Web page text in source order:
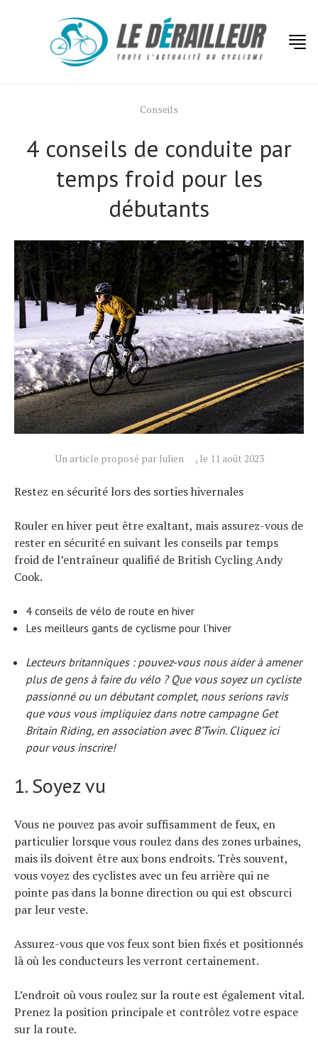
Conseils
4 conseils de conduite par
temps froid pour les
débutants
Un article proposé par Julien , le 11 août 2023
Restez en sécurité lors des sorties hivernales
Rouler en hiver peut être exaltant, mais assurez-vous de
rester en sécurité en suivant les conseils par temps
froid de l’entraîneur qualifié de British Cycling Andy
Cook.
4 conseils de vélo de route en hiver
Les meilleurs gants de cyclisme pour l’hiver
Lecteurs britanniques : pouvez-vous nous aider à amener
plus de gens à faire du vélo ? Que vous soyez un cycliste
passionné ou un débutant complet, nous serions ravis
que vous vous impliquiez dans notre campagne Get
Britain Riding, en association avec B’Twin. Cliquez ici
pour vous inscrire!
1. Soyez vu
Vous ne pouvez pas avoir suffisamment de feux, en
particulier lorsque vous roulez dans des zones urbaines,
mais ils doivent être aux bons endroits. Très souvent,
vous voyez des cyclistes avec un feu arrière qui ne
pointe pas dans la bonne direction ou qui est obscurci
par leur veste.
Assurez-vous que vos feux sont bien fixés et positionnés
là où les conducteurs les verront certainement.
L’endroit où vous roulez sur la route est également vital.
Prenez la position principale et contrôlez votre espace
sur la route.
Technologies
Tests de produits
Conseils
Tendances
Tous nos articles